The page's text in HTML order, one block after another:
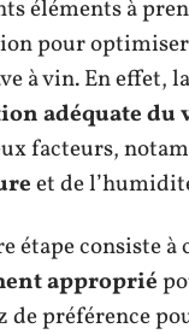
éléments à
pour
à vin. En effet, la
adéquate du
facteurs,
et de
étape consiste
approprié
de préférence